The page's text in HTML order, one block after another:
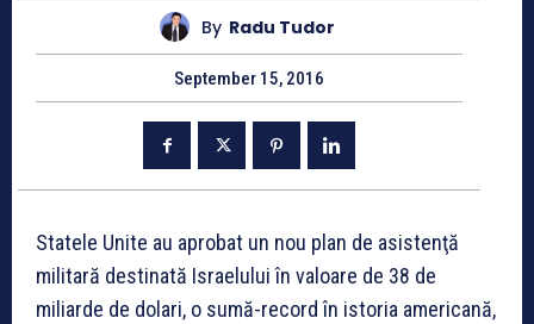
By Radu Tudor
September 15, 2016
Statele Unite au aprobat un nou plan de asistenţă
militară destinată Israelului în valoare de 38 de
miliarde de dolari, o sumă-record în istoria americană,